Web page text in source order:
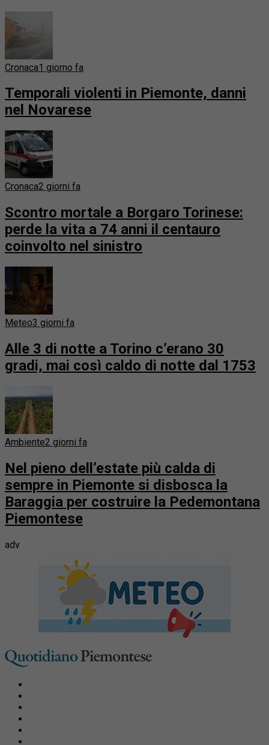
Cronaca1 giorno fa
Temporali violenti in Piemonte, danni
nel Novarese
Cronaca2 giorni fa
Scontro mortale a Borgaro Torinese:
perde la vita a 74 anni il centauro
coinvolto nel sinistro
Meteo3 giorni fa
Alle 3 di notte a Torino c’erano 30
gradi, mai così caldo di notte dal 1753
Ambiente2 giorni fa
Nel pieno dell’estate più calda di
sempre in Piemonte si disbosca la
Baraggia per costruire la Pedemontana
Piemontese
adv